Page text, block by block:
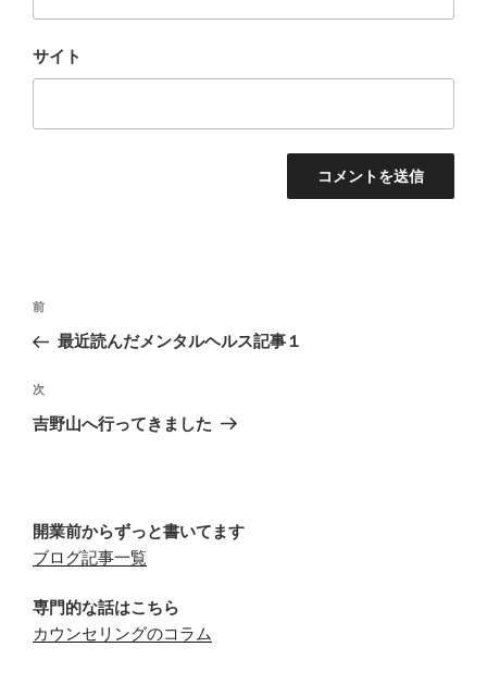
サイト
投
ナ
ビ
ゲ
ン
前
の
稿
前
最近読んだメンタルヘルス記事１
次
の
次
吉野山へ行ってきました
開業前からずっと書いてます
ブログ記事一覧
専門的な話はこちら
カウンセリングのコラム